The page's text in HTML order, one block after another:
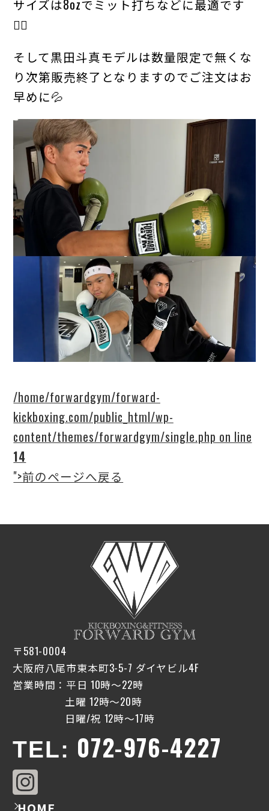
サイズは8ozでミット打ちなどに最適です
👍🏻
そして黒田斗真モデルは数量限定で無くな
り次第販売終了となりますのでご注文はお
早めに💦
/home/forwardgym/forward-
kickboxing.com/public_html/wp-
content/themes/forwardgym/single.php on line
14
">前のページへ戻る
〒581-0004
大阪府八尾市東本町3-5-7 ダイヤビル4F
営業時間：平日 10時〜22時
土曜 12時〜20時
日曜/祝 12時〜17時
TEL: 072-976-4227